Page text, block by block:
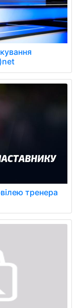
тренера